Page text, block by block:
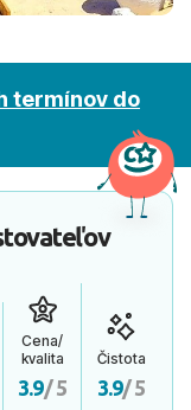
termínov do
Cena/
kvalita
3.9/ 5
Čistota
3.9/ 5